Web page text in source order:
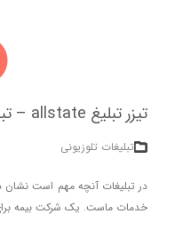
تیزر تبلیغ allstate – تبلیغ شرکت بیمه و کار از خانه
تبلیغات تلوزیونی
در تبلیغات آنچه مهم است نشان
خدمات ماست. یک شرکت بیمه